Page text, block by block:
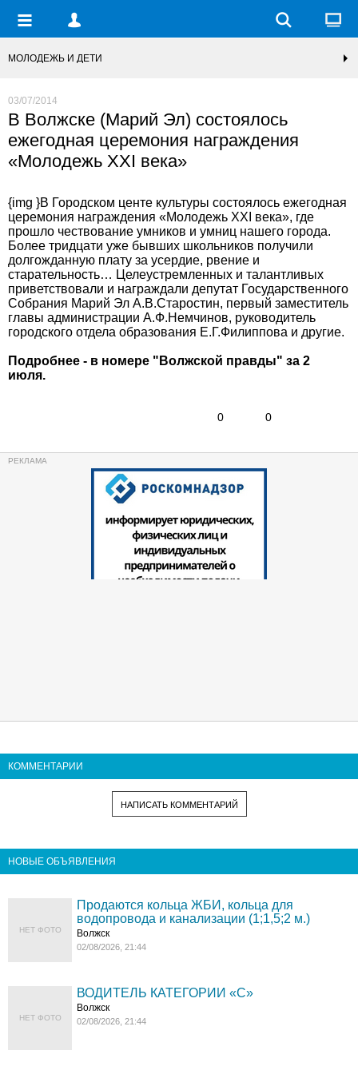
МОЛОДЕЖЬ И ДЕТИ
03/07/2014
В Волжске (Марий Эл) состоялось
ежегодная церемония награждения
«Молодежь XXI века»
{img }В Городском центе культуры состоялось ежегодная
церемония награждения «Молодежь XXI века», где
прошло чествование умников и умниц нашего города.
Более тридцати уже бывших школьников получили
долгожданную плату за усердие, рвение и
старательность… Целеустремленных и талантливых
приветствовали и награждали депутат Государственного
Собрания Марий Эл А.В.Старостин, первый заместитель
главы администрации А.Ф.Немчинов, руководитель
городского отдела образования Е.Г.Филиппова и другие.
Подробнее - в номере "Волжской правды" за 2
июля.
0 0
КОММЕНТАРИИ
НАПИСАТЬ КОММЕНТАРИЙ
НОВЫЕ ОБЪЯВЛЕНИЯ
НЕТ ФОТО
Продаются кольца ЖБИ, кольца для
водопровода и канализации (1;1,5;2 м.)
Волжск
02/08/2026, 21:44
НЕТ ФОТО
ВОДИТЕЛЬ КАТЕГОРИИ «C»
Волжск
02/08/2026, 21:44